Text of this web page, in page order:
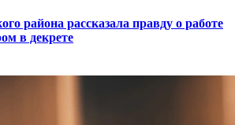
района рассказала правду о работе
в декрете